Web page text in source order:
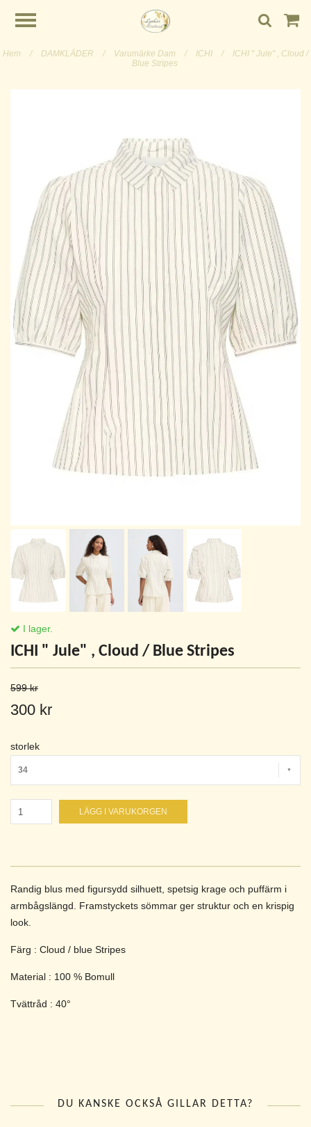
Hem / DAMKLÄDER / Varumärke Dam / ICHI /
ICHI " Jule" , Cloud /
Blue Stripes
I lager.
ICHI " Jule" , Cloud / Blue Stripes
599 kr
300 kr
storlek
34
LÄGG I VARUKORGEN
Randig blus med figursydd silhuett, spetsig krage och puffärm i
armbågslängd. Framstyckets sömmar ger struktur och en krispig
look.
Färg : Cloud / blue Stripes
Material : 100 % Bomull
Tvättråd : 40°
DU KANSKE OCKSÅ GILLAR DETTA?